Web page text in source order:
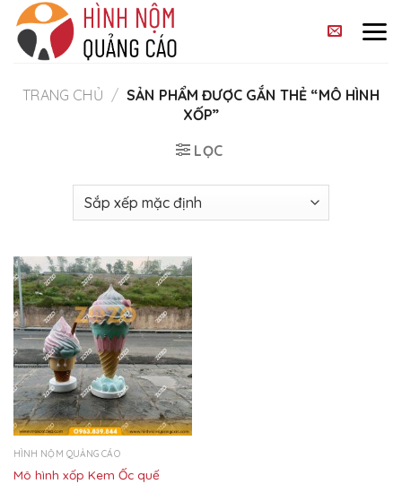
Skip
content
TRANG CHỦ / SẢN PHẨM ĐƯỢC GẮN THẺ “MÔ HÌNH
XỐP”
LỌC
HÌNH NỘM QUẢNG CÁO
Mô hình xốp Kem Ốc quế